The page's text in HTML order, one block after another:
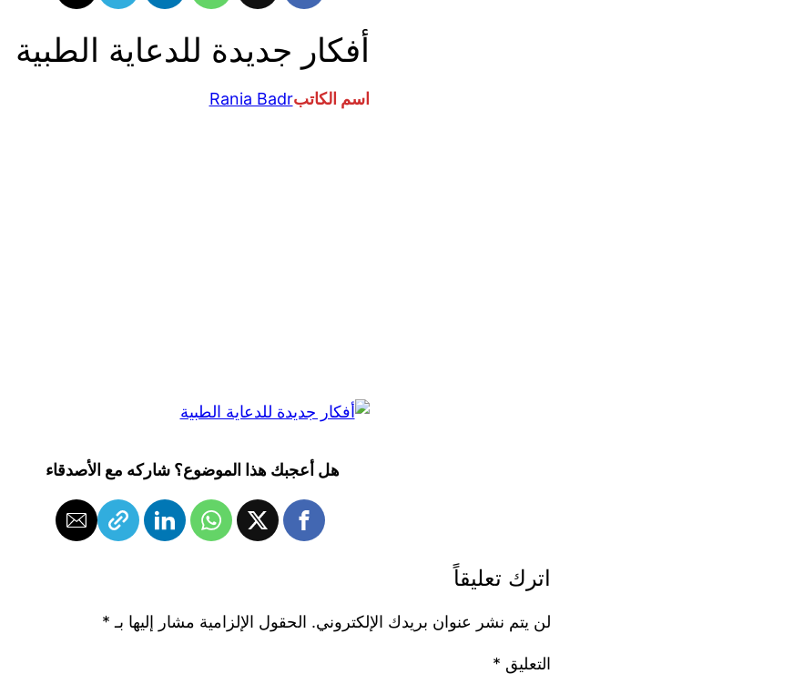
أفكار جديدة للدعاية الطبية
اسم الكاتبRania Badr
هل أعجبك هذا الموضوع؟ شاركه مع الأصدقاء
اترك تعليقاً
لن يتم نشر عنوان بريدك الإلكتروني. الحقول الإلزامية مشار إليها بـ *
التعليق *